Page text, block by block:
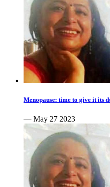
Menopause: time to give it its
— May 27 2023